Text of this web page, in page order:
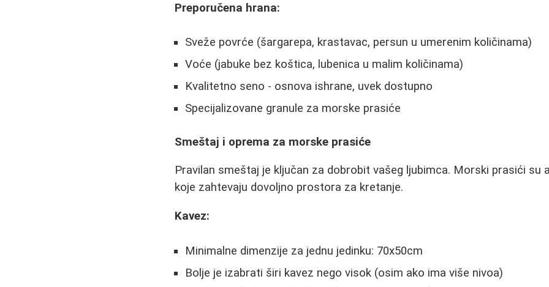
Preporučena hrana:
Sveže povrće (šargarepa, krastavac, persun u umerenim količinama)
Voće (jabuke bez koštica, lubenica u malim količinama)
Kvalitetno seno - osnova ishrane, uvek dostupno
Specijalizovane granule za morske prasiće
Smeštaj i oprema za morske prasiće
Pravilan smeštaj je ključan za dobrobit vašeg ljubimca. Morski prasići su
koje zahtevaju dovoljno prostora za kretanje.
Kavez:
Minimalne dimenzije za jednu jedinku: 70x50cm
Bolje je izabrati širi kavez nego visok (osim ako ima više nivoa)